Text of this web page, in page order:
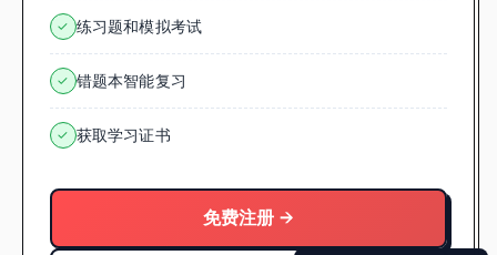
✓ 练习题和模拟考试
✓ 错题本智能复习
✓ 获取学习证书
免费注册 →